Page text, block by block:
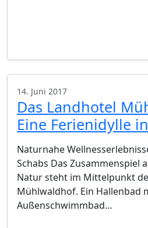
14. Juni 2017
Das Landhotel
Eine Ferienidylle
Naturnahe
Schabs Das Zusammenspiel
Natur steht im Mittelpunkt
Mühlwaldhof. Ein Hallenbad
Außenschwimmbad…